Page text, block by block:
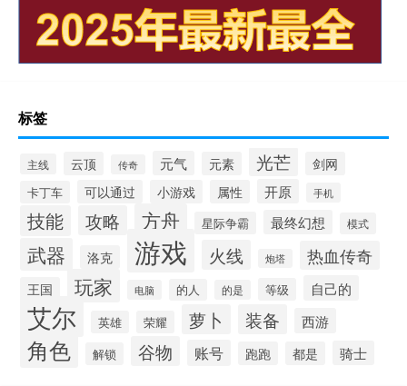
标签
主线 云顶 传奇 元气 元素 光芒 剑网
卡丁车 可以通过 小游戏 属性 开原 手机
技能 攻略 方舟 星际争霸 最终幻想 模式
武器 洛克 游戏 火线 炮塔 热血传奇
王国 玩家 电脑 的人 的是 等级 自己的
艾尔 英雄 荣耀 萝卜 装备 西游
角色 解锁 谷物 账号 跑跑 都是 骑士